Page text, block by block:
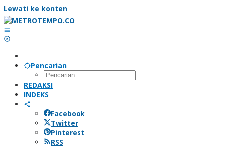
Lewati ke konten
Pencarian
REDAKSI
INDEKS
Facebook
Twitter
Pinterest
RSS